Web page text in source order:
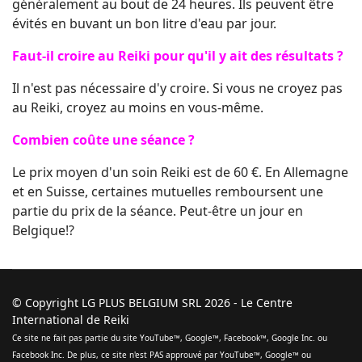
généralement au bout de 24 heures. Ils peuvent être
évités en buvant un bon litre d'eau par jour.
Faut-il croire au Reiki pour qu'il y ait des résultats ?
Il n'est pas nécessaire d'y croire. Si vous ne croyez pas
au Reiki, croyez au moins en vous-même.
Combien coûte une séance ?
Le prix moyen d'un soin Reiki est de 60 €. En Allemagne
et en Suisse, certaines mutuelles remboursent une
partie du prix de la séance. Peut-être un jour en
Belgique!?
© Copyright LG PLUS BELGIUM SRL 2026 - Le Centre
International de Reiki
Ce site ne fait pas partie du site YouTube™️, Google™️, Facebook™️, Google Inc. ou
Facebook Inc. De plus, ce site n'est PAS approuvé par YouTube™️, Google™️ ou